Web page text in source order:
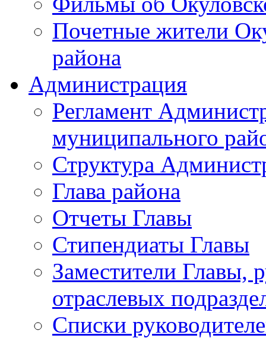
Почетные жители
района
Администрация
Регламент
муниципального
Структура
Глава района
Отчеты Главы
Стипендиаты Главы
Заместители Главы,
отраслевых
Списки